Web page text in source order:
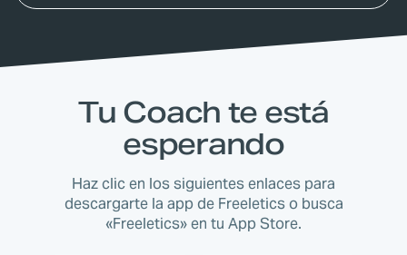
Tu Coach te está
esperando
Haz clic en los siguientes enlaces para
descargarte la app de Freeletics o busca
«Freeletics» en tu App Store.